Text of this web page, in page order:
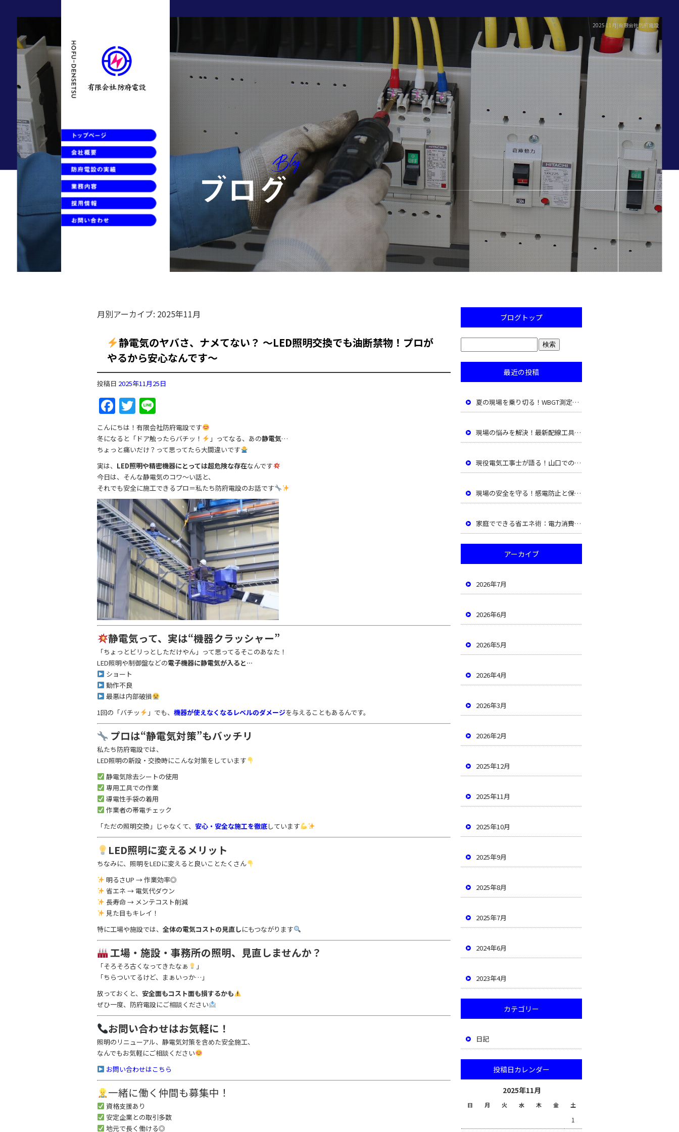
2025 11月|有限会社防府電設
月別アーカイブ: 2025年11月
静電気のヤバさ、ナメてない？ 〜LED照明交換でも油断禁物！プロが
やるから安心なんです〜
投稿日 2025年11月25日
Facebook
Twitter
こんにちは！有限会社防府電設です
冬になると「ドア触ったらバチッ！
」ってなる、あの静電気…
ちょっと痛いだけ？って思ってたら大間違いです
実は、 LED照明や精密機器にとっては超危険な存在なんです
今日は、そんな静電気のコワ〜い話と、
それでも安全に施工できるプロ＝私たち防府電設のお話です
静電気って、実は“機器クラッシャー”
「ちょっとビリっとしただけやん」って思ってるそこのあなた！
LED照明や制御盤などの電子機器に静電気が入ると…
ショート
動作不良
最悪は内部破損
1回の「バチッ
」でも、 機器が使えなくなるレベルのダメージを与えることもあるんです。
プロは“静電気対策”もバッチリ
私たち防府電設では、
LED照明の新設・交換時にこんな対策をしています
静電気除去シートの使用
専用工具での作業
導電性手袋の着用
作業者の帯電チェック
「ただの照明交換」じゃなくて、 安心・安全な施工を徹底しています
LED照明に変えるメリット
ちなみに、照明をLEDに変えると良いことたくさん
明るさUP → 作業効率◎
省エネ → 電気代ダウン
長寿命 → メンテコスト削減
見た目もキレイ！
特に工場や施設では、 全体の電気コストの見直しにもつながります
工場・施設・事務所の照明、見直しませんか？
「そろそろ古くなってきたなぁ
」
「ちらついてるけど、まぁいっか…」
放っておくと、 安全面もコスト面も損するかも
ぜひ一度、防府電設にご相談ください
お問い合わせはお気軽に！
照明のリニューアル、静電気対策を含めた安全施工、
なんでもお気軽にご相談ください
お問い合わせはこちら
一緒に働く仲間も募集中！
資格支援あり
安定企業との取引多数
地元で長く働ける◎
ブログトップ
最近の投稿
夏の現場を乗り切る！WBGT測定と適切な休憩、塩分補給
現場の悩みを解決！最新配線工具で作業効率アップ
現役電気工事士が語る！山口での仕事と暮らしのリアルな声
現場の安全を守る！感電防止と保護具の徹底活用術
家庭でできる省エネ術：電力消費を抑えるスマート回路
アーカイブ
2026年7月
2026年6月
2026年5月
2026年4月
2026年3月
2026年2月
2025年12月
2025年11月
2025年10月
2025年9月
2025年8月
2025年7月
2024年6月
2023年4月
カテゴリー
日記
投稿日カレンダー
2025年11月
日 月 火 水 木 金 土
1